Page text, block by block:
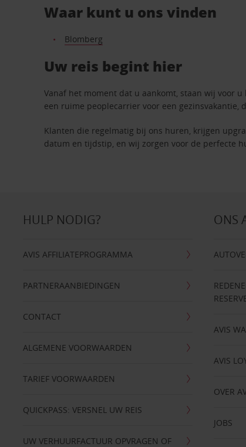
Waar kunt u ons vinden
Blomberg
Uw reis begint hier
Vanaf het moment dat u aankomt, staan wij voor
een ruime peoplecarrier voor een gezinsvakantie,
Klanten die regelmatig bij ons huren, krijgen
datum en tijdstip, en wij zorgen voor de perfecte
HULP NODIG?
AVIS AFFILIATEPROGRAMMA
PARTNERAANBIEDINGEN
CONTACT
ALGEMENE VOORWAARDEN
TARIEF VOORWAARDEN
QUICKPASS: VERSNEL UW REIS
UW VERHUURFACTUUR OPVRAGEN OF
ONS
AVIS
AVIS
OVER
JOBS